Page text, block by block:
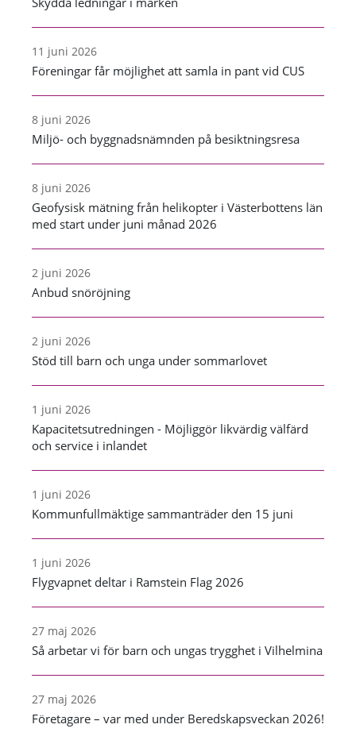
11 juni 2026
Föreningar får möjlighet att samla in pant vid CUS
8 juni 2026
Miljö- och byggnadsnämnden på besiktningsresa
8 juni 2026
Geofysisk mätning från helikopter i Västerbottens län
med start under juni månad 2026
2 juni 2026
Anbud snöröjning
2 juni 2026
Stöd till barn och unga under sommarlovet
1 juni 2026
Kapacitetsutredningen - Möjliggör likvärdig välfärd
och service i inlandet
1 juni 2026
Kommunfullmäktige sammanträder den 15 juni
1 juni 2026
Flygvapnet deltar i Ramstein Flag 2026
27 maj 2026
Så arbetar vi för barn och ungas trygghet i Vilhelmina
27 maj 2026
Företagare – var med under Beredskapsveckan 2026!